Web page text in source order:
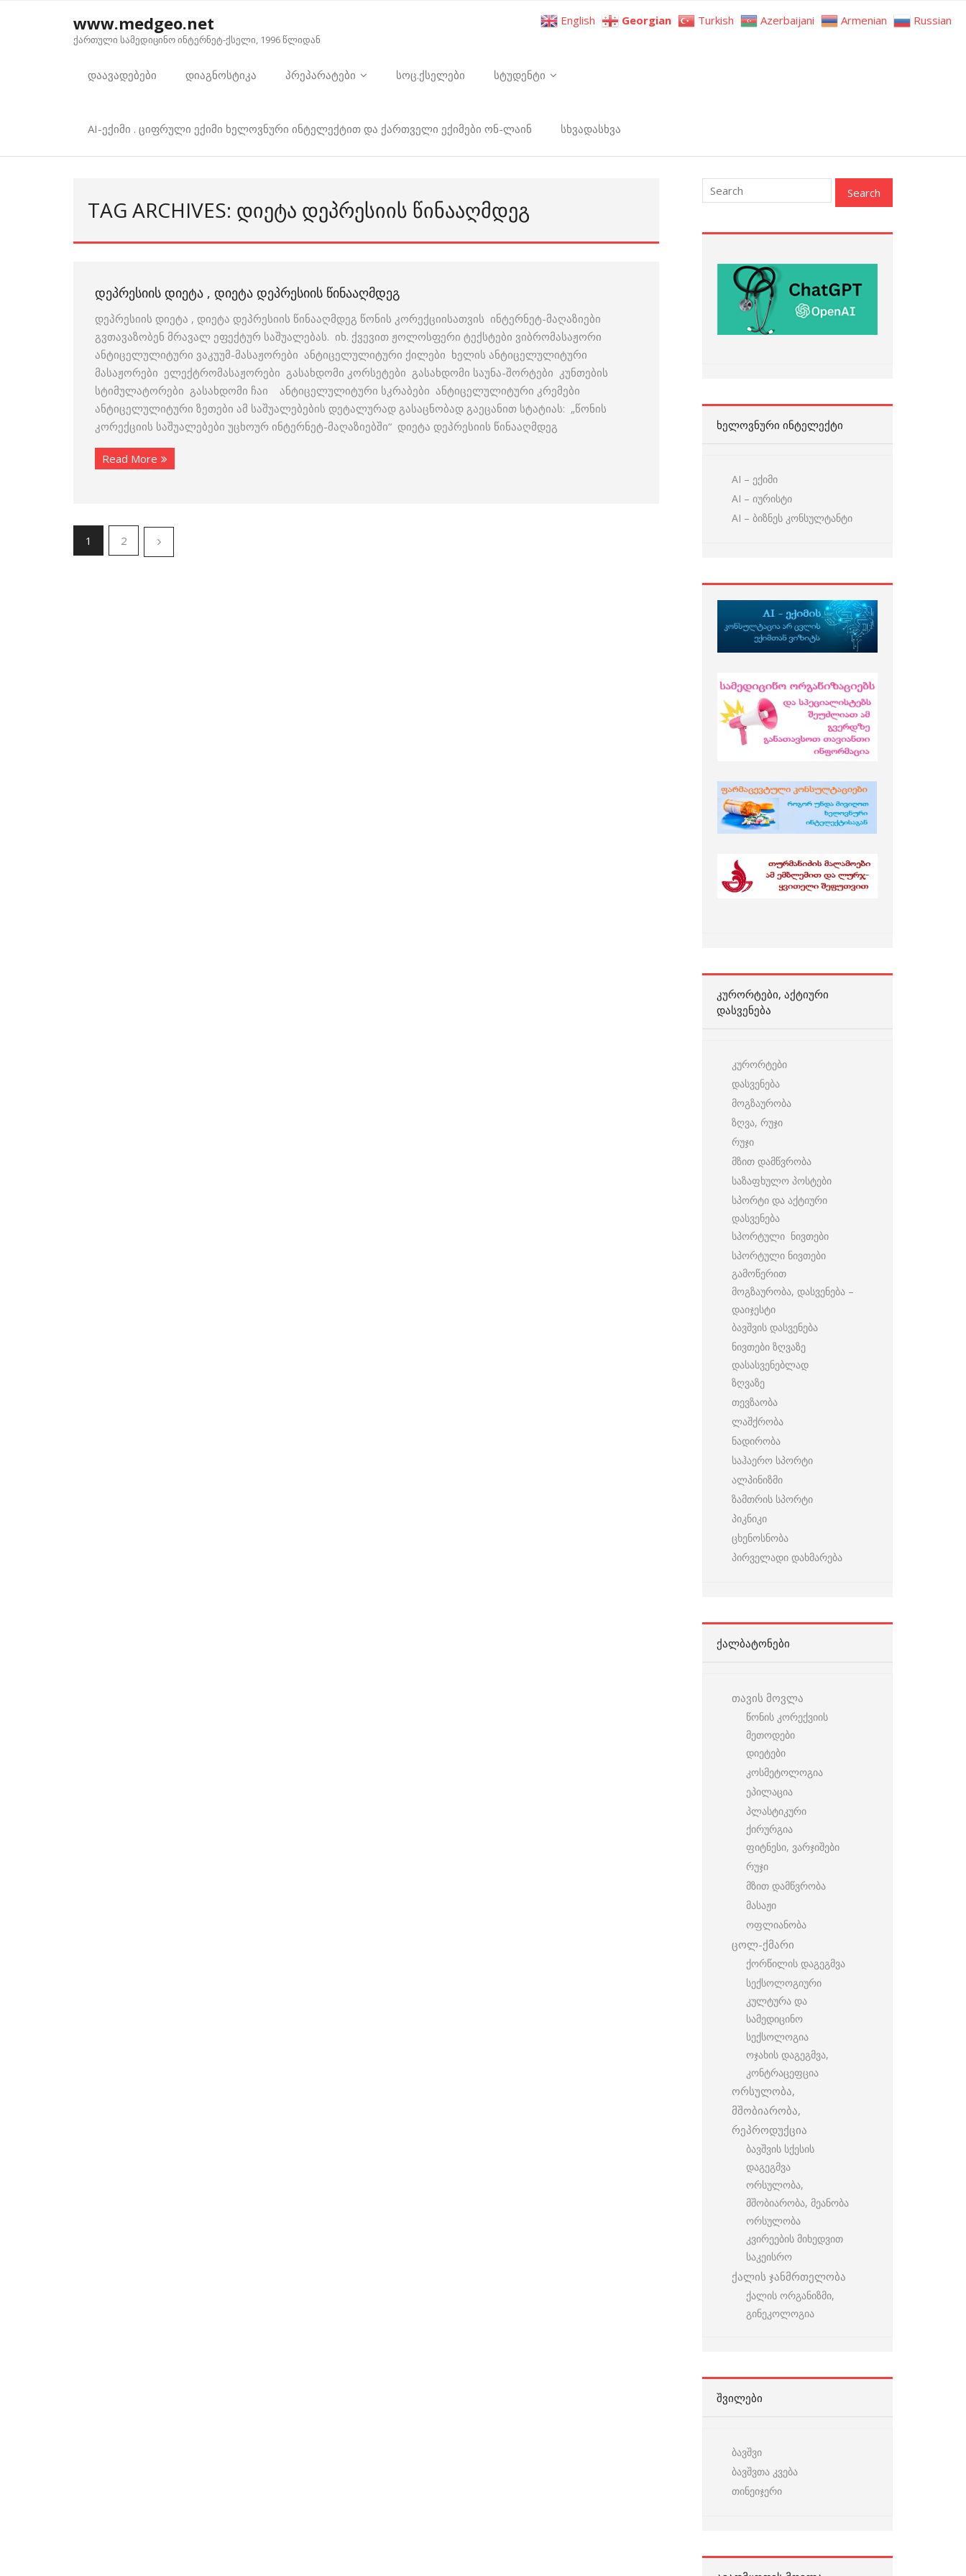
www.medgeo.net
ქართული სამედიცინო ინტერნეტ-ქსელი, 1996 წლიდან
დაავადებები დიაგნოსტიკა პრეპარატები სოც.ქსელები სტუდენტი
AI-ექიმი . ციფრული ექიმი ხელოვნური ინტელექტით და ქართველი ექიმები ონ-ლაინ სხვადასხვა
TAG ARCHIVES: ᲓᲘᲔᲢᲐ ᲓᲔᲞᲠᲔᲡᲘᲘᲡ ᲬᲘᲜᲐᲐᲦᲛᲓᲔᲒ
ᲓᲔᲞᲠᲔᲡᲘᲘᲡ ᲓᲘᲔᲢᲐ , ᲓᲘᲔᲢᲐ ᲓᲔᲞᲠᲔᲡᲘᲘᲡ ᲬᲘᲜᲐᲐᲦᲛᲓᲔᲒ
დეპრესიის დიეტა , დიეტა დეპრესიის წინააღმდეგ წონის კორექციისათვის ინტერნეტ-მაღაზიები
გვთავაზობენ მრავალ ეფექტურ საშუალებას. იხ. ქვევით ჟოლოსფერი ტექსტები ვიბრომასაჟორი
ანტიცელულიტური ვაკუუმ-მასაჟორები ანტიცელულიტური ქილები ხელის ანტიცელულიტური
მასაჟორები ელექტრომასაჟორები გასახდომი კორსეტები გასახდომი საუნა-შორტები კუნთების
სტიმულატორები გასახდომი ჩაი ანტიცელულიტური სკრაბები ანტიცელულიტური კრემები
ანტიცელულიტური ზეთები ამ საშუალებების დეტალურად გასაცნობად გაეცანით სტატიას: „წონის
კორექციის საშუალებები უცხოურ ინტერნეტ-მაღაზიებში“ დიეტა დეპრესიის წინააღმდეგ
Read More
1 2
ᲮᲔᲚᲝᲕᲜᲣᲠᲘ ᲘᲜᲢᲔᲚᲔᲥᲢᲘ
AI – ექიმი
AI – იურისტი
AI – ბიზნეს კონსულტანტი
ᲙᲣᲠᲝᲠᲢᲔᲑᲘ, ᲐᲥᲢᲘᲣᲠᲘ
ᲓᲐᲡᲕᲔᲜᲔᲑᲐ
კურორტები
დასვენება
მოგზაურობა
ზღვა, რუჯი
რუჯი
მზით დამწვრობა
საზაფხულო პოსტები
სპორტი და აქტიური
დასვენება
სპორტული ნივთები
სპორტული ნივთები
გამოწერით
მოგზაურობა, დასვენება –
დაიჯესტი
ბავშვის დასვენება
ნივთები ზღვაზე
დასასვენებლად
ზღვაზე
თევზაობა
ლაშქრობა
ნადირობა
საჰაერო სპორტი
ალპინიზმი
ზამთრის სპორტი
პიკნიკი
ცხენოსნობა
პირველადი დახმარება
ᲥᲐᲚᲑᲐᲢᲝᲜᲔᲑᲘ
თავის მოვლა
წონის კორექვიის
მეთოდები
დიეტები
კოსმეტოლოგია
ეპილაცია
პლასტიკური
ქირურგია
ფიტნესი, ვარჯიშები
რუჯი
მზით დამწვრობა
მასაჟი
ოფლიანობა
ცოლ-ქმარი
ქორწილის დაგეგმვა
სექსოლოგიური
კულტურა და
სამედიცინო
სექსოლოგია
ოჯახის დაგეგმვა,
კონტრაცეფცია
ორსულობა,
მშობიარობა,
რეპროდუქცია
ბავშვის სქესის
დაგეგმვა
ორსულობა,
მშობიარობა, მეანობა
ორსულობა
კვირეების მიხედვით
საკეისრო
ქალის ჯანმრთელობა
ქალის ორგანიზმი,
გინეკოლოგია
ᲨᲕᲘᲚᲔᲑᲘ
ბავშვი
ბავშვთა კვება
თინეიჯერი
English Georgian Turkish Azerbaijani Armenian Russian